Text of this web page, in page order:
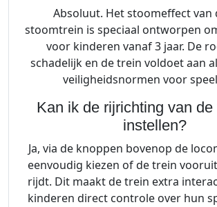
Absoluut. Het stoomeffect van
stoomtrein is speciaal ontworpen
voor kinderen vanaf 3 jaar. De
schadelijk en de trein voldoet aan
veiligheidsnormen voor
Kan ik de rijrichting van de
instellen?
Ja, via de knoppen bovenop de
eenvoudig kiezen of de trein
rijdt. Dit maakt de trein extra
kinderen direct controle over hun